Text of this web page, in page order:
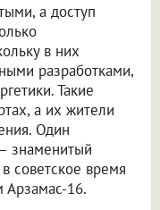
а доступ
в них
разработками,
Такие
а их жители
Один
знаменитый
советское время
16.